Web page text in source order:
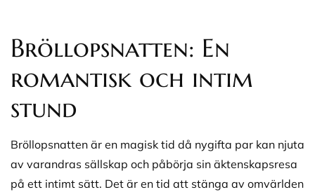
Bröllopsnatten: En
romantisk och intim
stund
Bröllopsnatten är en magisk tid då nygifta par kan njuta
av varandras sällskap och påbörja sin äktenskapsresa
på ett intimt sätt. Det är en tid att stänga av omvärlden